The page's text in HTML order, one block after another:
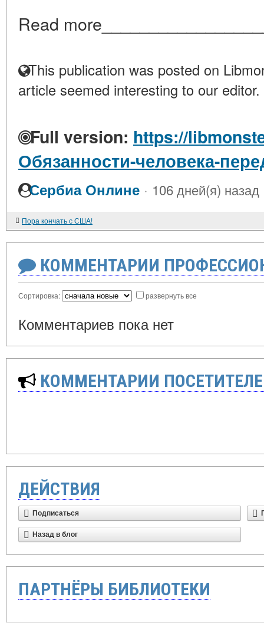
Read
This publication was posted on
article seemed interesting to our editor.
Full version: https://
Обязанности-человека-
Сербиа Онлине · 106 дней(я) назад
Пора кончать с США!
КОММЕНТАРИИ
Сортировка: развернуть все
Комментариев пока нет
КОММЕНТАРИИ
ДЕЙСТВИЯ
Подписаться
Назад в блог
ПАРТНЁРЫ БИБЛИОТЕКИ